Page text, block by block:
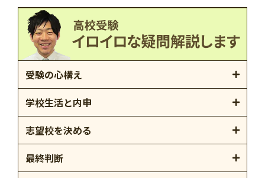
受験の心構え
学校生活と内申
志望校を決める
最終判断